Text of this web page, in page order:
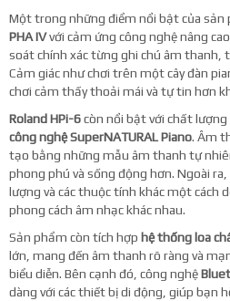
Một trong những điểm nổi bật của sản
PHA IVvới cảm ứng công nghệ nâng
soát chính xác từng ghi chú âm thanh,
Cảm giác như chơi trên một cây đàn
chơi cảm thấy thoải mái và tự tin hơn
Roland HPi-6còn nổi bật với chất
công nghệ SuperNATURAL Piano. Âm
tạo bằng những mẫu âm thanh tự
phong phú và sống động hơn. Ngoài
lượng và các thuộc tính khác một cách
phong cách âm nhạc khác nhau.
Sản phẩm còn tích hợp hệ thống loa
lớn, mang đến âm thanh rõ ràng và
biểu diễn. Bên cạnh đó, công nghệ
dàng với các thiết bị di động, giúp bạn